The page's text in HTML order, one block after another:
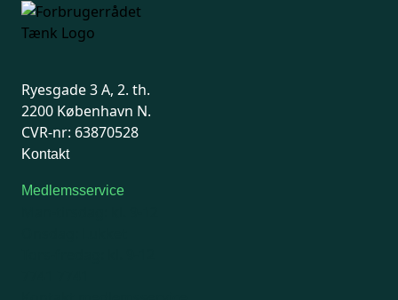
Ryesgade 3 A, 2. th.
2200 København N.
CVR-nr: 63870528
Kontakt
Medlemsservice